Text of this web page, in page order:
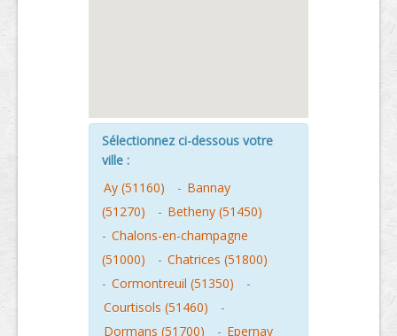
Sélectionnez ci-dessous votre
ville :
Ay (51160)
- Bannay
(51270)
- Betheny (51450)
- Chalons-en-champagne
(51000)
- Chatrices (51800)
- Cormontreuil (51350)
-
Courtisols (51460)
-
Dormans (51700)
- Epernay